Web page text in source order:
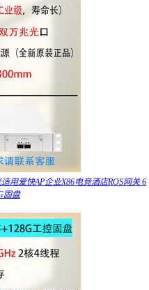
用爱快AP企业X86电竞酒店ROS网关 6
固盘